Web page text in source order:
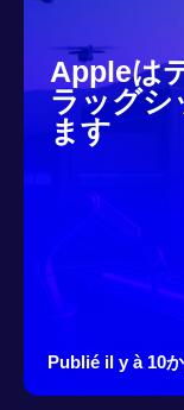
Appleは
ラッグシ
ます
Publié il y à 10か